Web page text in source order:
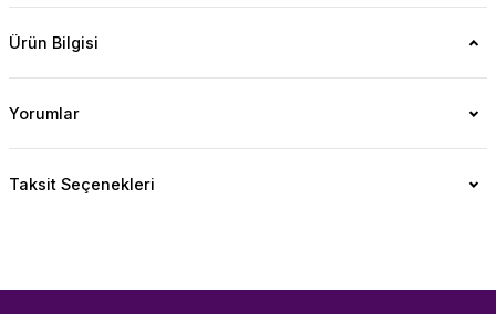
Ürün Bilgisi
Yorumlar
Taksit Seçenekleri